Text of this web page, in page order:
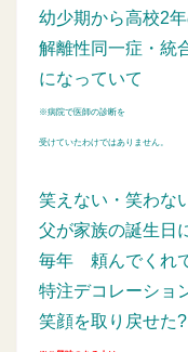
幼少期から高校2
解離性同一症・統
になっていて
※病院で医師の診断を
受けていたわけではありません。
笑えない・笑わな
父が家族の誕生日
毎年 頼んでくれ
特注デコレーショ
笑顔を取り戻せた?